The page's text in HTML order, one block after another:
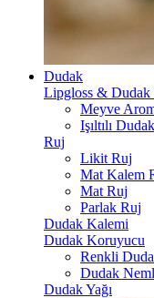
Dudak
Lipgloss & Dudak
Meyve
Işıltılı
Ruj
Likit Ruj
Mat Kalem
Mat Ruj
Parlak Ruj
Dudak Kalemi
Dudak Koruyucu
Renkli
Dudak
Dudak Yağı